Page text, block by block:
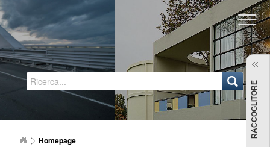
Regione Emilia-Romagna
Homepage
RACCOGLITORE